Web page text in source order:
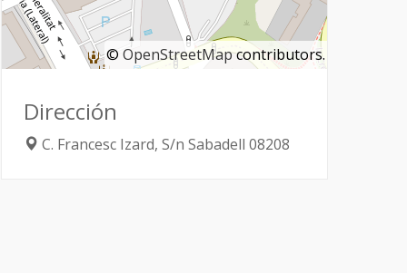
© OpenStreetMapcontributors.
Dirección
C. Francesc Izard, S/n Sabadell 08208